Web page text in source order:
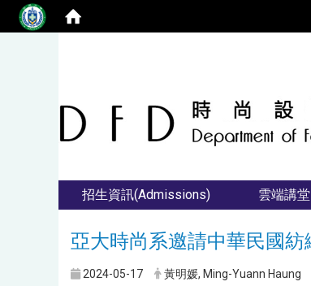
招生資訊(Admissions) 雲端講堂
亞大時尚系邀請中華民國紡
2024-05-17 黃明媛, Ming-Yuann Haung